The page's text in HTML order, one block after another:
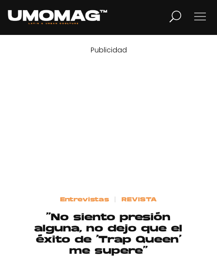
LIFESTYLE
Publicidad
Contacto
Publicidad
Entrevistas REVISTA
“No siento presión
alguna, no dejo que el
éxito de 'Trap Queen'
me supere”